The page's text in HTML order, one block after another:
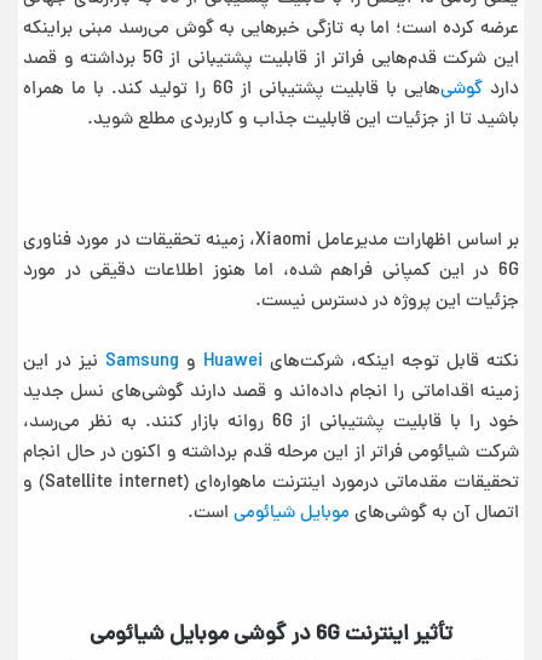
عرضه کرده است؛ اما به تازگی خبرهایی به گوش می‌رسد مبنی براینکه
این شرکت قدم‌هایی فراتر از قابلیت پشتیبانی از 5G برداشته و قصد
دارد گوشی‌
هایی با قابلیت پشتیبانی از 6G را تولید کند. با ما همراه
باشید تا از جزئیات این قابلیت جذاب و کاربردی مطلع شوید.
بر اساس اظهارات مدیرعامل Xiaomi، زمینه تحقیقات در مورد فناوری
6G در این کمپانی فراهم شده، اما هنوز اطلاعات دقیقی در مورد
جزئیات این پروژه در دسترس نیست.
نکته قابل توجه اینکه، شرکت‌های Huawei و Samsung نیز در این
زمینه اقداماتی را انجام داده‌اند و قصد دارند گوشی‌های نسل جدید
خود را با قابلیت پشتیبانی از 6G روانه بازار کنند. به نظر می‌رسد،
شرکت شیائومی فراتر از این مرحله قدم برداشته و اکنون در حال انجام
تحقیقات مقدماتی درمورد اینترنت ماهواره‌ای (Satellite internet) و
اتصال آن به گوشی‌های موبایل شیائومی است.
تأثیر اینترنت 6G در گوشی موبایل شیائومی